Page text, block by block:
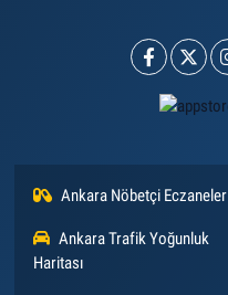
Ankara Nöbetçi Eczaneler
Ankara Trafik Yoğunluk
Haritası